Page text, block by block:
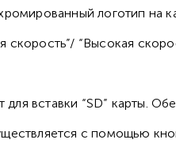
логотип на
“Высокая
для вставки “SD”
с помощью